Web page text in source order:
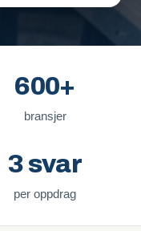
600+
bransjer
3 svar
per oppdrag